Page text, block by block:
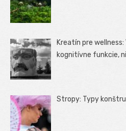
Kreatín pre
kognitívne funkcie,
Stropy: Typy